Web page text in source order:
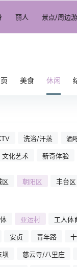
丽人 景点/周边游
美食 休闲
洗浴/汗蒸 酒
文化艺术 新奇体验
区 朝阳区 丰台区
亚运村 工人体
安贞 青年路
坝 慈云寺/八里庄